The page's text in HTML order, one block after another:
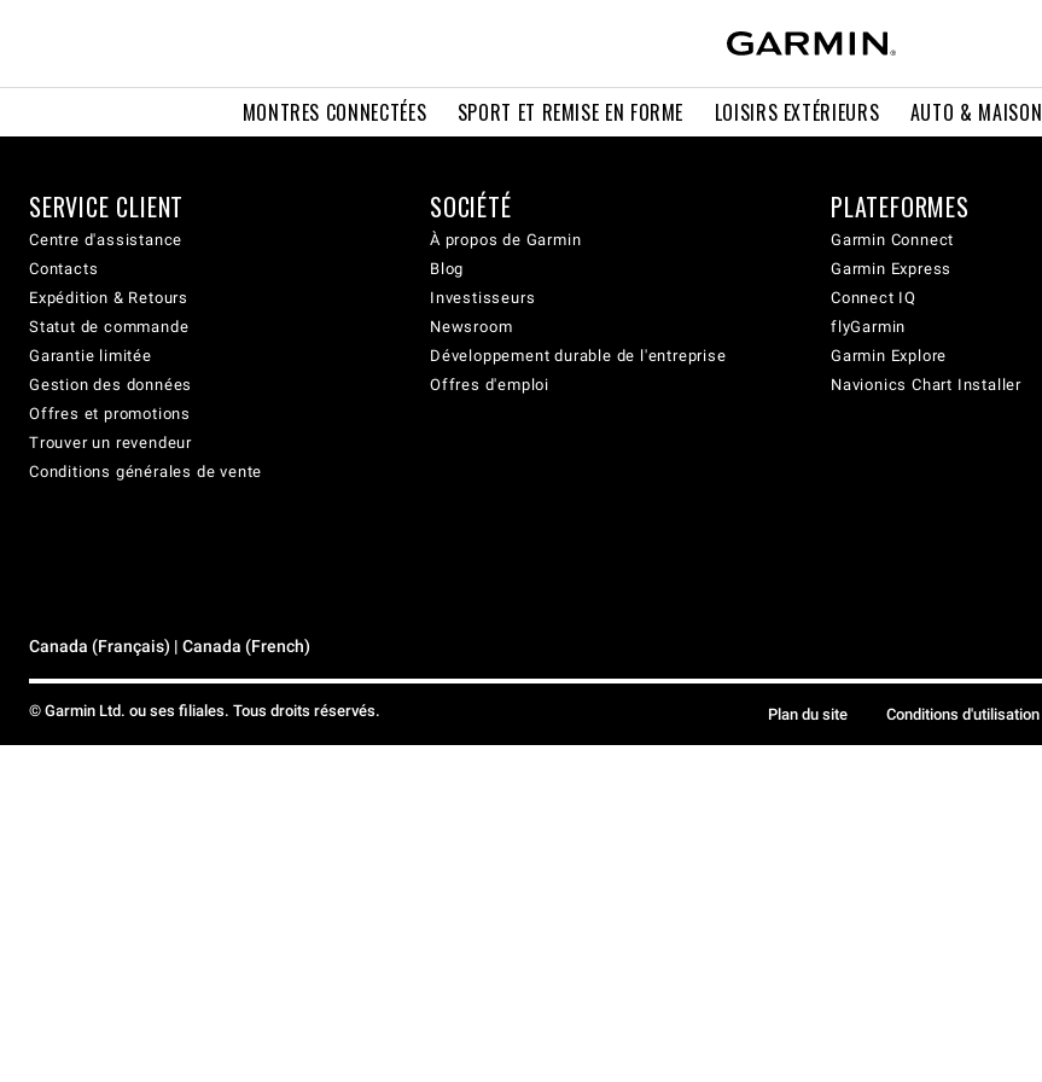
MONTRES CONNECTÉES SPORT ET REMISE EN FORME LOISIRS EXTÉRIEURS AUTO & MAISON
SERVICE CLIENT
Centre d'assistance
Contacts
Expédition & Retours
Statut de commande
Garantie limitée
Gestion des données
Offres et promotions
Trouver un revendeur
Conditions générales de vente
SOCIÉTÉ
À propos de Garmin
Blog
Investisseurs
Newsroom
Développement durable de l'entreprise
Offres d'emploi
PLATEFORMES
Garmin Connect
Garmin Express
Connect IQ
flyGarmin
Garmin Explore
Navionics Chart Installer
Canada (Français) | Canada (French)
© Garmin Ltd. ou ses filiales. Tous droits réservés. Plan du site Conditions d'utilisation